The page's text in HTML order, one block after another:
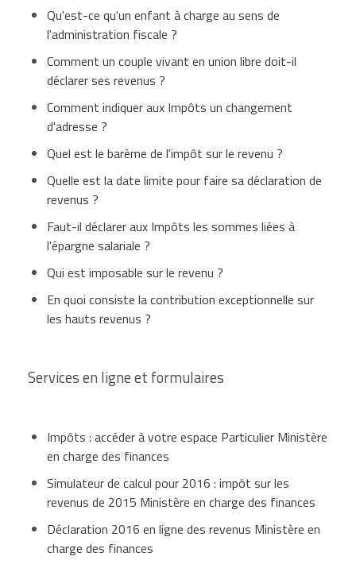
Qu'est-ce qu'un enfant à charge au sens de
l'administration fiscale ?
Comment un couple vivant en union libre doit-il
déclarer ses revenus ?
Comment indiquer aux Impôts un changement
d'adresse ?
Quel est le barème de l'impôt sur le revenu ?
Quelle est la date limite pour faire sa déclaration de
revenus ?
Faut-il déclarer aux Impôts les sommes liées à
l'épargne salariale ?
Qui est imposable sur le revenu ?
En quoi consiste la contribution exceptionnelle sur
les hauts revenus ?
Services en ligne et formulaires
Impôts : accéder à votre espace Particulier Ministère
en charge des finances
Simulateur de calcul pour 2016 : impôt sur les
revenus de 2015 Ministère en charge des finances
Déclaration 2016 en ligne des revenus Ministère en
charge des finances